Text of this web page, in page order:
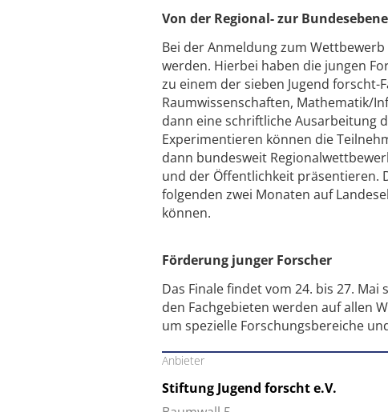
Von der Regional- zur Bundesebene
Bei der Anmeldung zum
werden. Hierbei haben die jungen
zu einem der sieben Jugend forscht-
Raumwissenschaften, Mathematik/
dann eine schriftliche Ausarbeitung
Experimentieren können die
dann bundesweit
und der Öffentlichkeit präsentieren.
folgenden zwei Monaten auf
können.
Förderung junger Forscher
Das Finale findet vom 24. bis 27.
den Fachgebieten werden auf allen
um spezielle Forschungsbereiche
Anbieter
Stiftung Jugend forscht e.V.